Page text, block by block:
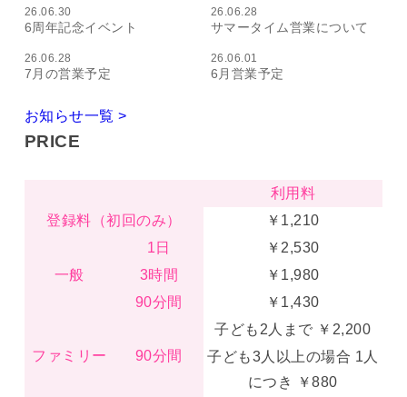
26.06.30
6周年記念イベント
26.06.28
サマータイム営業について
26.06.28
7月の営業予定
26.06.01
6月営業予定
お知らせ一覧 >
PRICE
利用料
登録料（初回のみ）
￥1,210
一般
1日
￥2,530
3時間
￥1,980
90分間
￥1,430
ファミリー 90分間
子ども2人まで ￥2,200
子ども3人以上の場合 1人
につき ￥880